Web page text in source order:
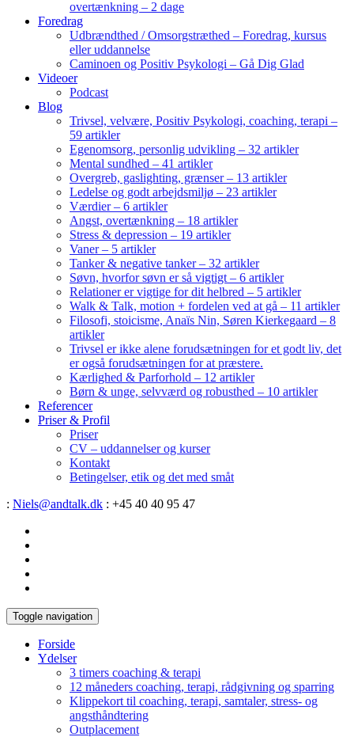
overtænkning – 2 dage
Foredrag
Udbrændthed / Omsorgstræthed – Foredrag, kursus
eller uddannelse
Caminoen og Positiv Psykologi – Gå Dig Glad
Videoer
Podcast
Blog
Trivsel, velvære, Positiv Psykologi, coaching, terapi –
59 artikler
Egenomsorg, personlig udvikling – 32 artikler
Mental sundhed – 41 artikler
Overgreb, gaslighting, grænser – 13 artikler
Ledelse og godt arbejdsmiljø – 23 artikler
Værdier – 6 artikler
Angst, overtænkning – 18 artikler
Stress & depression – 19 artikler
Vaner – 5 artikler
Tanker & negative tanker – 32 artikler
Søvn, hvorfor søvn er så vigtigt – 6 artikler
Relationer er vigtige for dit helbred – 5 artikler
Walk & Talk, motion + fordelen ved at gå – 11 artikler
Filosofi, stoicisme, Anaïs Nin, Søren Kierkegaard – 8
artikler
Trivsel er ikke alene forudsætningen for et godt liv, det
er også forudsætningen for at præstere.
Kærlighed & Parforhold – 12 artikler
Børn & unge, selvværd og robusthed – 10 artikler
Referencer
Priser & Profil
Priser
CV – uddannelser og kurser
Kontakt
Betingelser, etik og det med småt
: Niels@andtalk.dk : +45 40 40 95 47
Toggle navigation
Forside
Ydelser
3 timers coaching & terapi
12 måneders coaching, terapi, rådgivning og sparring
Klippekort til coaching, terapi, samtaler, stress- og
angsthåndtering
Outplacement